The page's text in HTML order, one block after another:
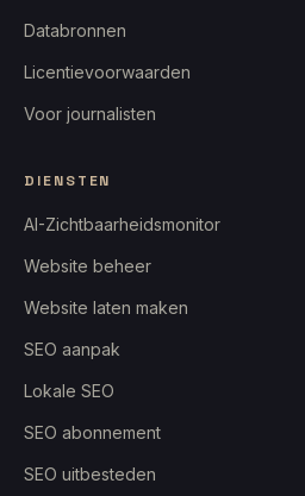
Databronnen
Licentievoorwaarden
Voor journalisten
DIENSTEN
AI-Zichtbaarheidsmonitor
Website beheer
Website laten maken
SEO aanpak
Lokale SEO
SEO abonnement
SEO uitbesteden